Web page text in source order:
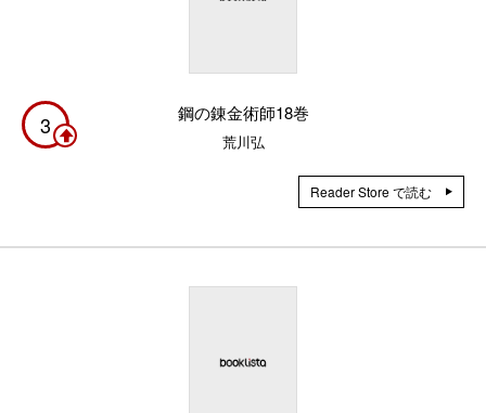
3 鋼の錬金術師18巻
荒川弘
Reader Store で読む